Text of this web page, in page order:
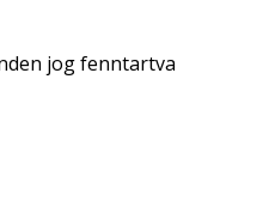
jog fenntartva